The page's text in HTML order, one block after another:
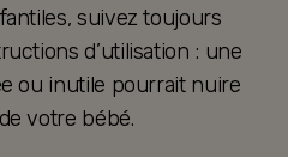
suivez toujours
d’utilisation : une
ou inutile pourrait nuire
votre bébé.